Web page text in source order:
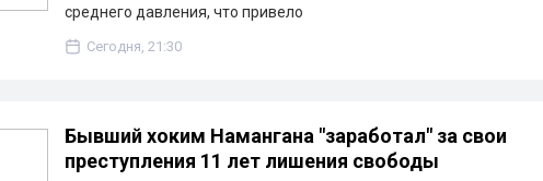
среднего давления, что привело
Сегодня, 21:30
Бывший хоким Намангана "заработал" за свои
преступления 11 лет лишения свободы